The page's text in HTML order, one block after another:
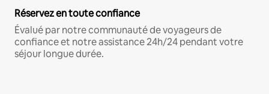
Réservez en toute confiance
Évalué par notre communauté de voyageurs de
confiance et notre assistance 24h/24 pendant votre
séjour longue durée.